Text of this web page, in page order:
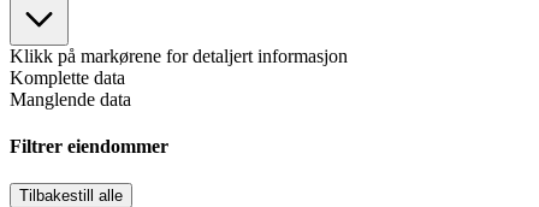
Klikk på markørene for detaljert informasjon
Komplette data
Manglende data
Filtrer eiendommer
Tilbakestill alle